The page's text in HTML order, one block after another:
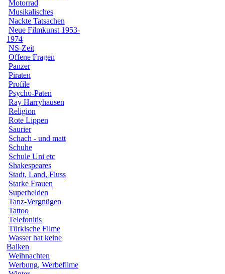
Motorrad
Musikalisches
Nackte Tatsachen
Neue Filmkunst 1953-
1974
NS-Zeit
Offene Fragen
Panzer
Piraten
Profile
Psycho-Paten
Ray Harryhausen
Religion
Rote Lippen
Saurier
Schach - und matt
Schuhe
Schule Uni etc
Shakespeares
Stadt, Land, Fluss
Starke Frauen
Superhelden
Tanz-Vergnügen
Tattoo
Telefonitis
Türkische Filme
Wasser hat keine
Balken
Weihnachten
Werbung, Werbefilme